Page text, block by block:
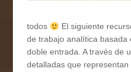
todos
El siguiente
de trabajo analítica basada
doble entrada. A través de
detalladas que